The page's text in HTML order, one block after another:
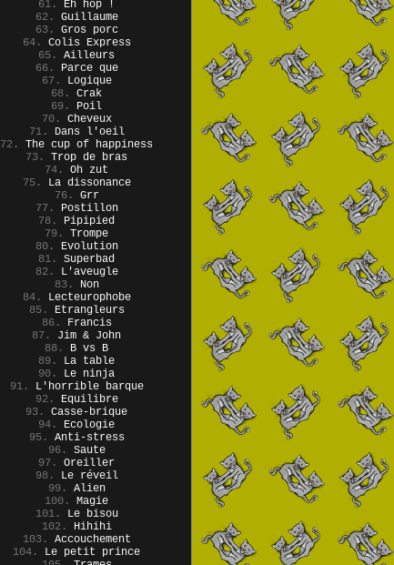
61. Eh hop !
62. Guillaume
63. Gros porc
64. Colis Express
65. Ailleurs
66.
Parce que
67.
Logique
68. Crak
69. Poil
70. Cheveux
71.
Dans l'oeil
72. The cup of happiness
73. Trop de bras
74. Oh zut
75.
La dissonance
76. Grr
77.
Postillon
78. Pipipied
79. Trompe
80.
Evolution
81. Superbad
82.
L'aveugle
83.
Non
84.
Lecteurophobe
85.
Etrangleurs
86.
Francis
87. Jim & John
88. B vs B
89. La table
90. Le ninja
91.
L'horrible barque
92.
Equilibre
93. Casse-brique
94. Ecologie
95. Anti-stress
96. Saute
97. Oreiller
98.
Le réveil
99. Alien
100. Magie
101.
Le bisou
102.
Hihihi
103. Accouchement
104. Le petit prince